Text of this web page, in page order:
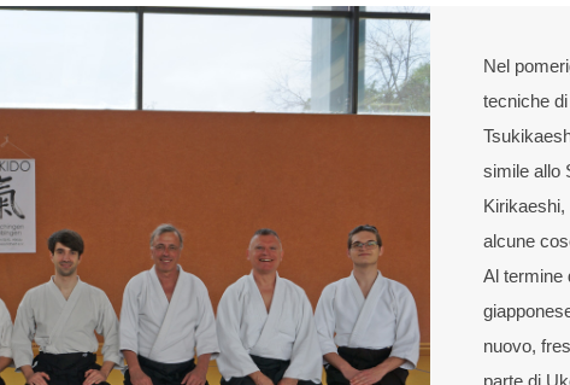
Nel
tecniche
simile allo
alcune
Al termine
nuovo,